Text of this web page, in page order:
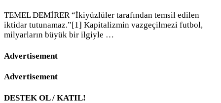
TEMEL DEMİRER “İkiyüzlüler tarafından temsil edilen
iktidar tutunamaz.”[1] Kapitalizmin vazgeçilmezi futbol,
milyarların büyük bir ilgiyle …
Advertisement
Advertisement
DESTEK OL / KATIL!